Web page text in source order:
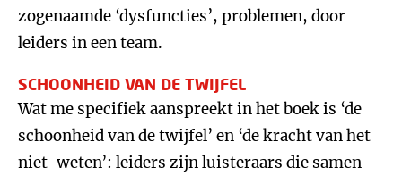
zogenaamde ‘dysfuncties’, problemen, door
leiders in een team.
SCHOONHEID VAN DE TWIJFEL
Wat me specifiek aanspreekt in het boek is ‘de
schoonheid van de twijfel’ en ‘de kracht van het
niet-weten’: leiders zijn luisteraars die samen